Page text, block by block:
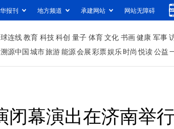
报刊 地方频道 承建网站 网站无障碍
连线教育 科技科创 量子 体育文化 书画健康 军事
溯源中国城市旅游能源会展彩票娱乐时尚 悦读公益
闭幕演出在济南举行